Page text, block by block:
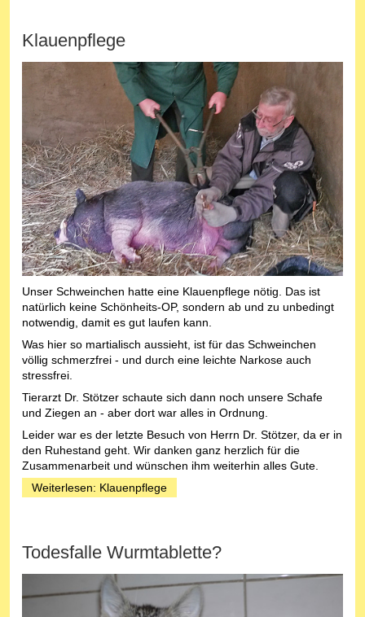
Klauenpflege
Unser Schweinchen hatte eine Klauenpflege nötig. Das ist
natürlich keine Schönheits-OP, sondern ab und zu unbedingt
notwendig, damit es gut laufen kann.
Was hier so martialisch aussieht, ist für das Schweinchen
völlig schmerzfrei - und durch eine leichte Narkose auch
stressfrei.
Tierarzt Dr. Stötzer schaute sich dann noch unsere Schafe
und Ziegen an - aber dort war alles in Ordnung.
Leider war es der letzte Besuch von Herrn Dr. Stötzer, da er in
den Ruhestand geht. Wir danken ganz herzlich für die
Zusammenarbeit und wünschen ihm weiterhin alles Gute.
Weiterlesen: Klauenpflege
Todesfalle Wurmtablette?